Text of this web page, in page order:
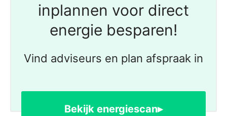
inplannen voor direct
energie besparen!
Vind adviseurs en plan afspraak in
Bekijk energiescan▸